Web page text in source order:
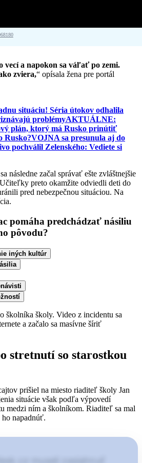
vecí a napokon sa váľať po zemi.
zviera,“ opísala žena pre portál
situáciu! Séria útokov odhalila
problémyAKTUÁLNE:
plán, ktorý má Rusko prinútiť
Rusko?VOJNA sa presunula aj do
pochválil Zelenského: Vediete si
následne začal správať ešte zvláštnejšie
preto okamžite odviedli deti do
pred nebezpečnou situáciou. Na
pomáha predchádzať násiliu
pôvodu?
iných kultúr
školníka školy. Video z incidentu sa
a začalo sa masívne šíriť
stretnutí so starostkou
prišiel na miesto riaditeľ školy Jan
situácie však podľa výpovedí
medzi ním a školníkom. Riaditeľ sa mal
napadnúť.